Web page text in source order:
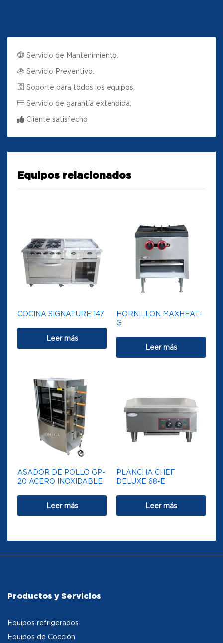
Servicio de Mantenimiento.
Servicio Preventivo.
Soporte para todos los equipos.
Servicio de garantía extendida.
Cliente satisfecho
Equipos relacionados
COCINA SIGNATURE 147
Leer más
HORNILLON MAXHEAT-
G
Leer más
ASADOR DE POLLO GP-
20 ACERO INOXIDABLE
Leer más
PLANCHA CHEF
DELUXE 68-E
Leer más
Productos y Servicios
Equipos refrigerados
Equipos de Cocción